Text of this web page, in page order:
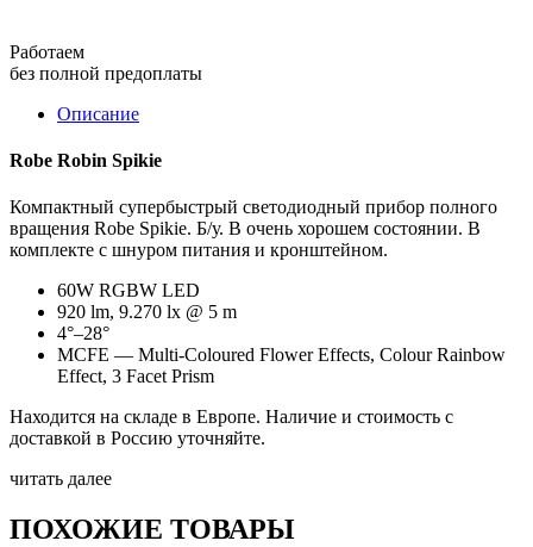
Работаем
без полной предоплаты
Описание
Robe Robin Spikie
Компактный супербыстрый cветодиодный прибор полного
вращения Robe Spikie. Б/у. В очень хорошем состоянии. В
комплекте с шнуром питания и кронштейном.
60W RGBW LED
920 lm, 9.270 lx @ 5 m
4°–28°
MCFE — Multi-Coloured Flower Effects, Colour Rainbow
Effect, 3 Facet Prism
Находится на складе в Европе. Наличие и стоимость с
доставкой в Россию уточняйте.
читать далее
ПОХОЖИЕ ТОВАРЫ